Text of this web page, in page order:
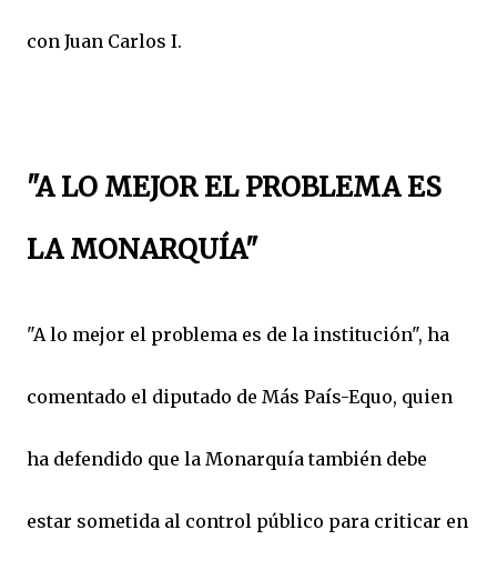
con Juan Carlos I.
"A LO MEJOR EL PROBLEMA ES
LA MONARQUÍA"
"A lo mejor el problema es de la institución", ha
comentado el diputado de Más País-Equo, quien
ha defendido que la Monarquía también debe
estar sometida al control público para criticar en